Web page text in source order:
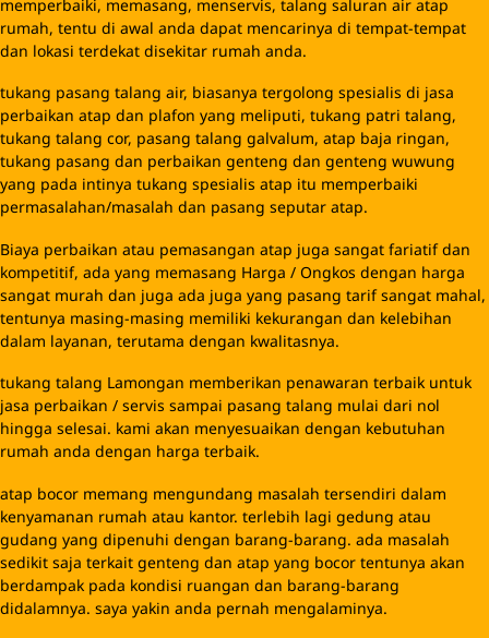
tukang talang Lamongan memberikan penawaran terbaik untuk
jasa perbaikan / servis sampai pasang talang mulai dari nol
hingga selesai. kami akan menyesuaikan dengan kebutuhan
rumah anda dengan harga terbaik.
atap bocor memang mengundang masalah tersendiri dalam
kenyamanan rumah atau kantor. terlebih lagi gedung atau
gudang yang dipenuhi dengan barang-barang. ada masalah
sedikit saja terkait genteng dan atap yang bocor tentunya akan
berdampak pada kondisi ruangan dan barang-barang
didalamnya. saya yakin anda pernah mengalaminya.
anda dapat menentukan pilihan dari berbagai jenis bahan dan
layanan (servis) terkait atap. mulai dari bahan galvalum atau
biasa disebut baja ringan, genteng batu bata seperti genteng
karang pilang, genteng cor, atau anda dapat langsung
membangun atap dengan kontruksi cor. servis yang kami
tawarkan pada anda adalah mulai dari hal terkecil persoalan atap
rumah anda yang mungkin sering terjadi kebocoran. mudah-
mudahan ini menjadi solusi untuk mengatasi masalah rumah
/ atap/ plafon yang bocor dengan berbagai cara, mulai dari
menggunakan perekat atau penutup yang sistemnya hanya
menembel lokasi atap yang bocor, atau anda mau mengganti
bahan pada talang yang bocor dengan talang seng, galvalum,
talang karet atau talang instan yang biasanya terbuat dari bahan
PVC. yang tentunya semuanya bertujuan (benerin) memperbaiki,